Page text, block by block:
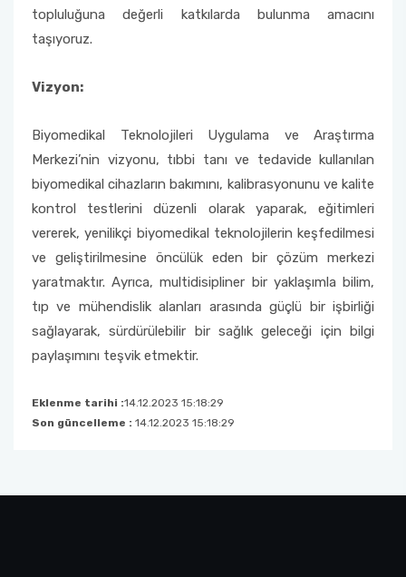
topluluğuna değerli katkılarda bulunma amacını
taşıyoruz.
Vizyon:
Biyomedikal Teknolojileri Uygulama ve Araştırma
Merkezi’nin vizyonu, tıbbi tanı ve tedavide kullanılan
biyomedikal cihazların bakımını, kalibrasyonunu ve kalite
kontrol testlerini düzenli olarak yaparak, eğitimleri
vererek, yenilikçi biyomedikal teknolojilerin keşfedilmesi
ve geliştirilmesine öncülük eden bir çözüm merkezi
yaratmaktır. Ayrıca, multidisipliner bir yaklaşımla bilim,
tıp ve mühendislik alanları arasında güçlü bir işbirliği
sağlayarak, sürdürülebilir bir sağlık geleceği için bilgi
paylaşımını teşvik etmektir.
Eklenme tarihi :14.12.2023 15:18:29
Son güncelleme : 14.12.2023 15:18:29